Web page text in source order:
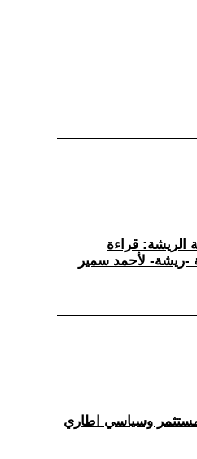
الريشة: قراءة
ريشة- لأحمد سمير